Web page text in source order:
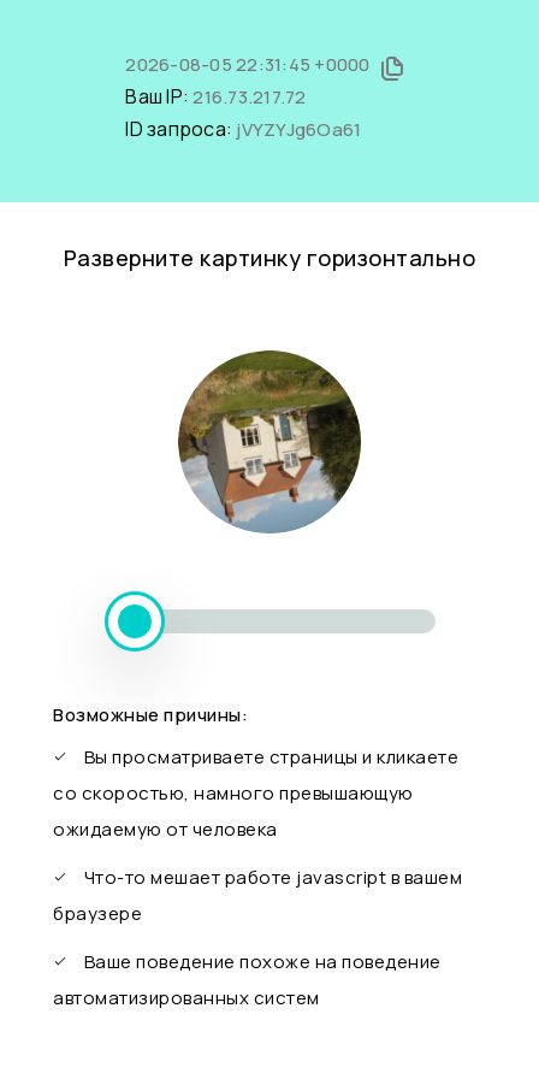
2026-08-05 22:31:45 +0000
Ваш IP:216.73.217.72
ID запроса: jVYZYJg6Oa61
Разверните картинку горизонтально
Возможные причины:
Вы просматриваете страницы и кликаете
со скоростью, намного превышающую
ожидаемую от человека
Что-то мешает работе javascript в вашем
браузере
Ваше поведение похоже на поведение
автоматизированных систем